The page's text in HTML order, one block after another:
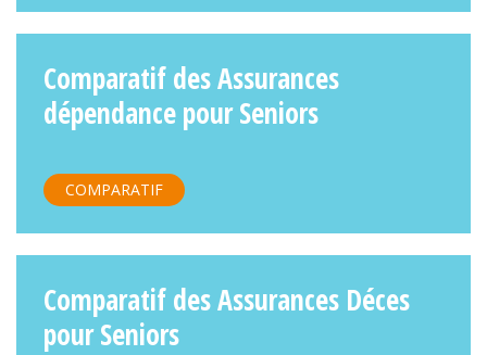
Comparatif des Assurances
dépendance pour Seniors
COMPARATIF
Comparatif des Assurances Déces
pour Seniors